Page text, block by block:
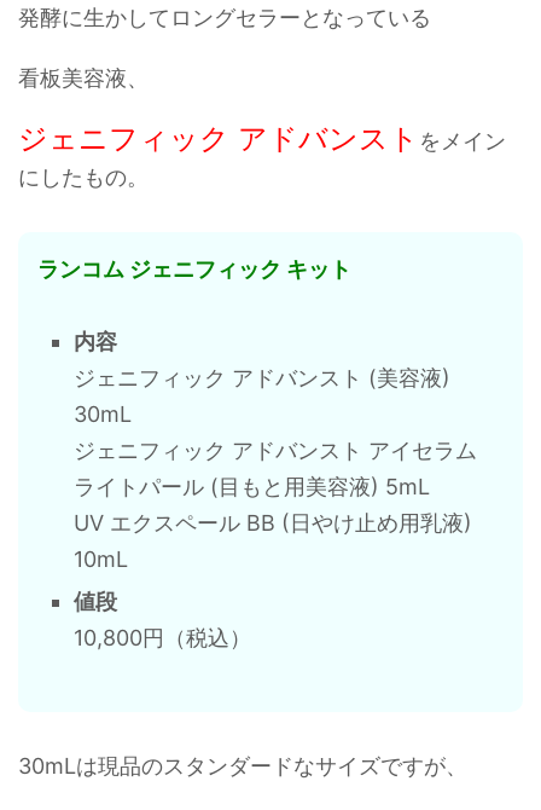
発酵に生かしてロングセラーとなっている
看板美容液、
ジェニフィック アドバンスト をメイン
にしたもの。
ランコム ジェニフィック キット
内容
ジェニフィック アドバンスト (美容液)
30mL
ジェニフィック アドバンスト アイセラム
ライトパール (目もと用美容液) 5mL
UV エクスペール BB (日やけ止め用乳液)
10mL
値段
10,800円（税込）
30mLは現品のスタンダードなサイズですが、